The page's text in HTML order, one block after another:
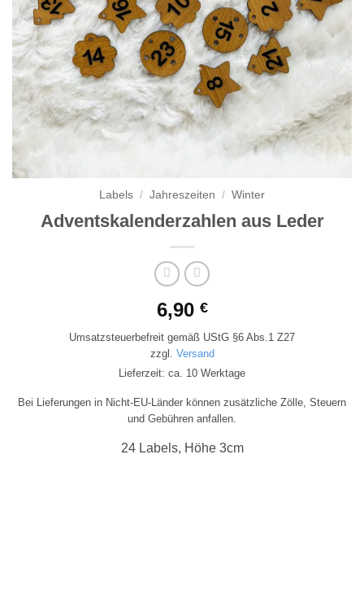
Labels / Jahreszeiten / Winter
Adventskalenderzahlen aus Leder
6,90 €
Umsatzsteuerbefreit gemäß UStG §6 Abs.1 Z27
zzgl. Versand
Lieferzeit: ca. 10 Werktage
Bei Lieferungen in Nicht-EU-Länder können zusätzliche Zölle, Steuern
und Gebühren anfallen.
24 Labels, Höhe 3cm